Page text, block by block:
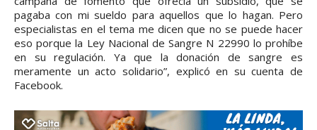
pagaba con mi sueldo para aquellos que lo hagan. Pero
especialistas en el tema me dicen que no se puede hacer
eso porque la Ley Nacional de Sangre N 22990 lo prohíbe
en su regulación. Ya que la donación de sangre es
meramente un acto solidario”, explicó en su cuenta de
Facebook.